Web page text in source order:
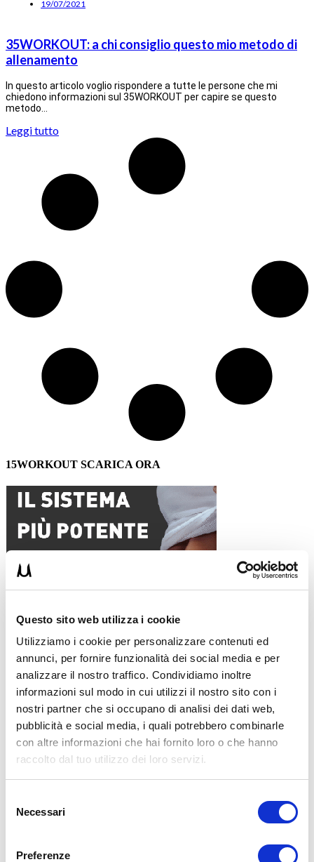
Questo sito web utilizza i cookie
Utilizziamo i cookie per personalizzare contenuti ed
annunci, per fornire funzionalità dei social media e per
analizzare il nostro traffico. Condividiamo inoltre
informazioni sul modo in cui utilizzi il nostro sito con i
nostri partner che si occupano di analisi dei dati web,
pubblicità e social media, i quali potrebbero combinarle
con altre informazioni che hai fornito loro o che hanno
raccolto dal tuo utilizzo dei loro servizi.
delNecessari
Preferenze
19/07/2021
35WORKOUT: a chi consiglio questo mio metodo di
allenamento
In questo articolo voglio rispondere a tutte le persone che mi
chiedono informazioni sul 35WORKOUT per capire se questo
metodo…
Leggi tutto
15WORKOUT SCARICA ORA
ALLENATI CON ME!